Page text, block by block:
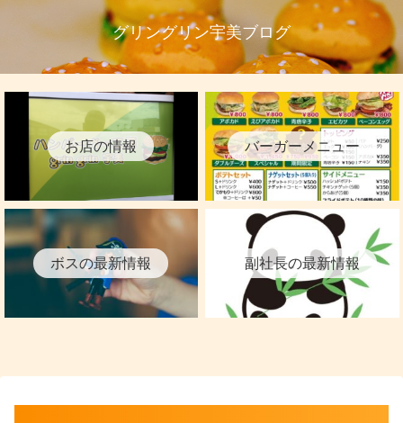
グリングリン宇美ブログ
お店の情報 バーガーメニュー
ボスの最新情報 副社長の最新情報